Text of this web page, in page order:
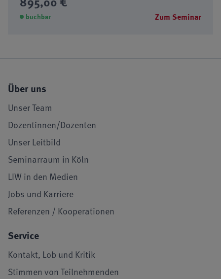
buchbar Zum Seminar
Über uns
Unser Team
Dozentinnen/Dozenten
Unser Leitbild
Seminarraum in Köln
LIW in den Medien
Jobs und Karriere
Referenzen / Kooperationen
Service
Kontakt, Lob und Kritik
Stimmen von Teilnehmenden